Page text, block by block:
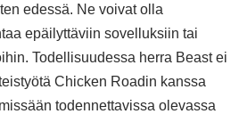
edessä. Ne voivat olla
epäilyttäviin sovelluksiin tai
Todellisuudessa herra Beast ei
Chicken Roadin kanssa
todennettavissa olevassa